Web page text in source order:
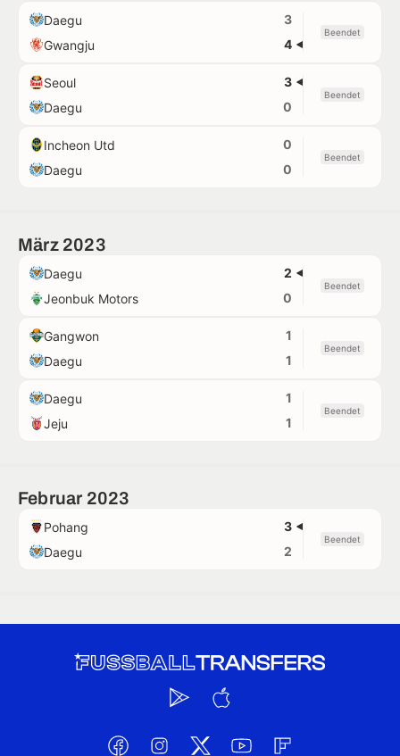
Daegu
3
Gwangju
4
Beendet
Seoul
3
Daegu
0
Beendet
Incheon Utd
0
Daegu
0
Beendet
März 2023
Daegu
2
Jeonbuk Motors
0
Beendet
Gangwon
1
Daegu
1
Beendet
Daegu
1
Jeju
1
Beendet
Februar 2023
Pohang
3
Daegu
2
Beendet